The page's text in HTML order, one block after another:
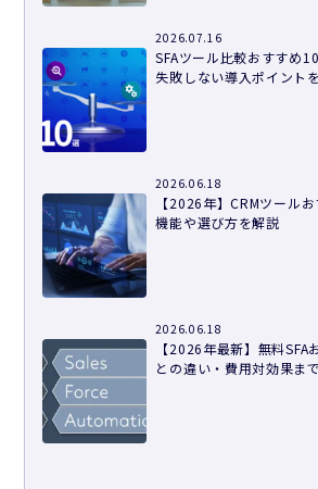
2026.07.16
SFAツール比較おすすめ
失敗しない導入ポイント
2026.06.18
【2026年】CRMツール
機能や選び方を解説
2026.06.18
【2026年最新】無料
との違い・費用対効果ま